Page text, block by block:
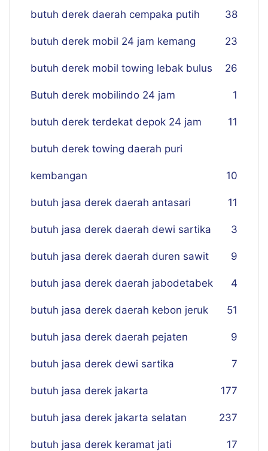
butuh derek daerah cempaka putih 38
butuh derek mobil 24 jam kemang 23
butuh derek mobil towing lebak bulus 26
Butuh derek mobilindo 24 jam 1
butuh derek terdekat depok 24 jam 11
butuh derek towing daerah puri
kembangan 10
butuh jasa derek daerah antasari 11
butuh jasa derek daerah dewi sartika 3
butuh jasa derek daerah duren sawit 9
butuh jasa derek daerah jabodetabek 4
butuh jasa derek daerah kebon jeruk 51
butuh jasa derek daerah pejaten 9
butuh jasa derek dewi sartika 7
butuh jasa derek jakarta 177
butuh jasa derek jakarta selatan 237
butuh jasa derek keramat jati 17